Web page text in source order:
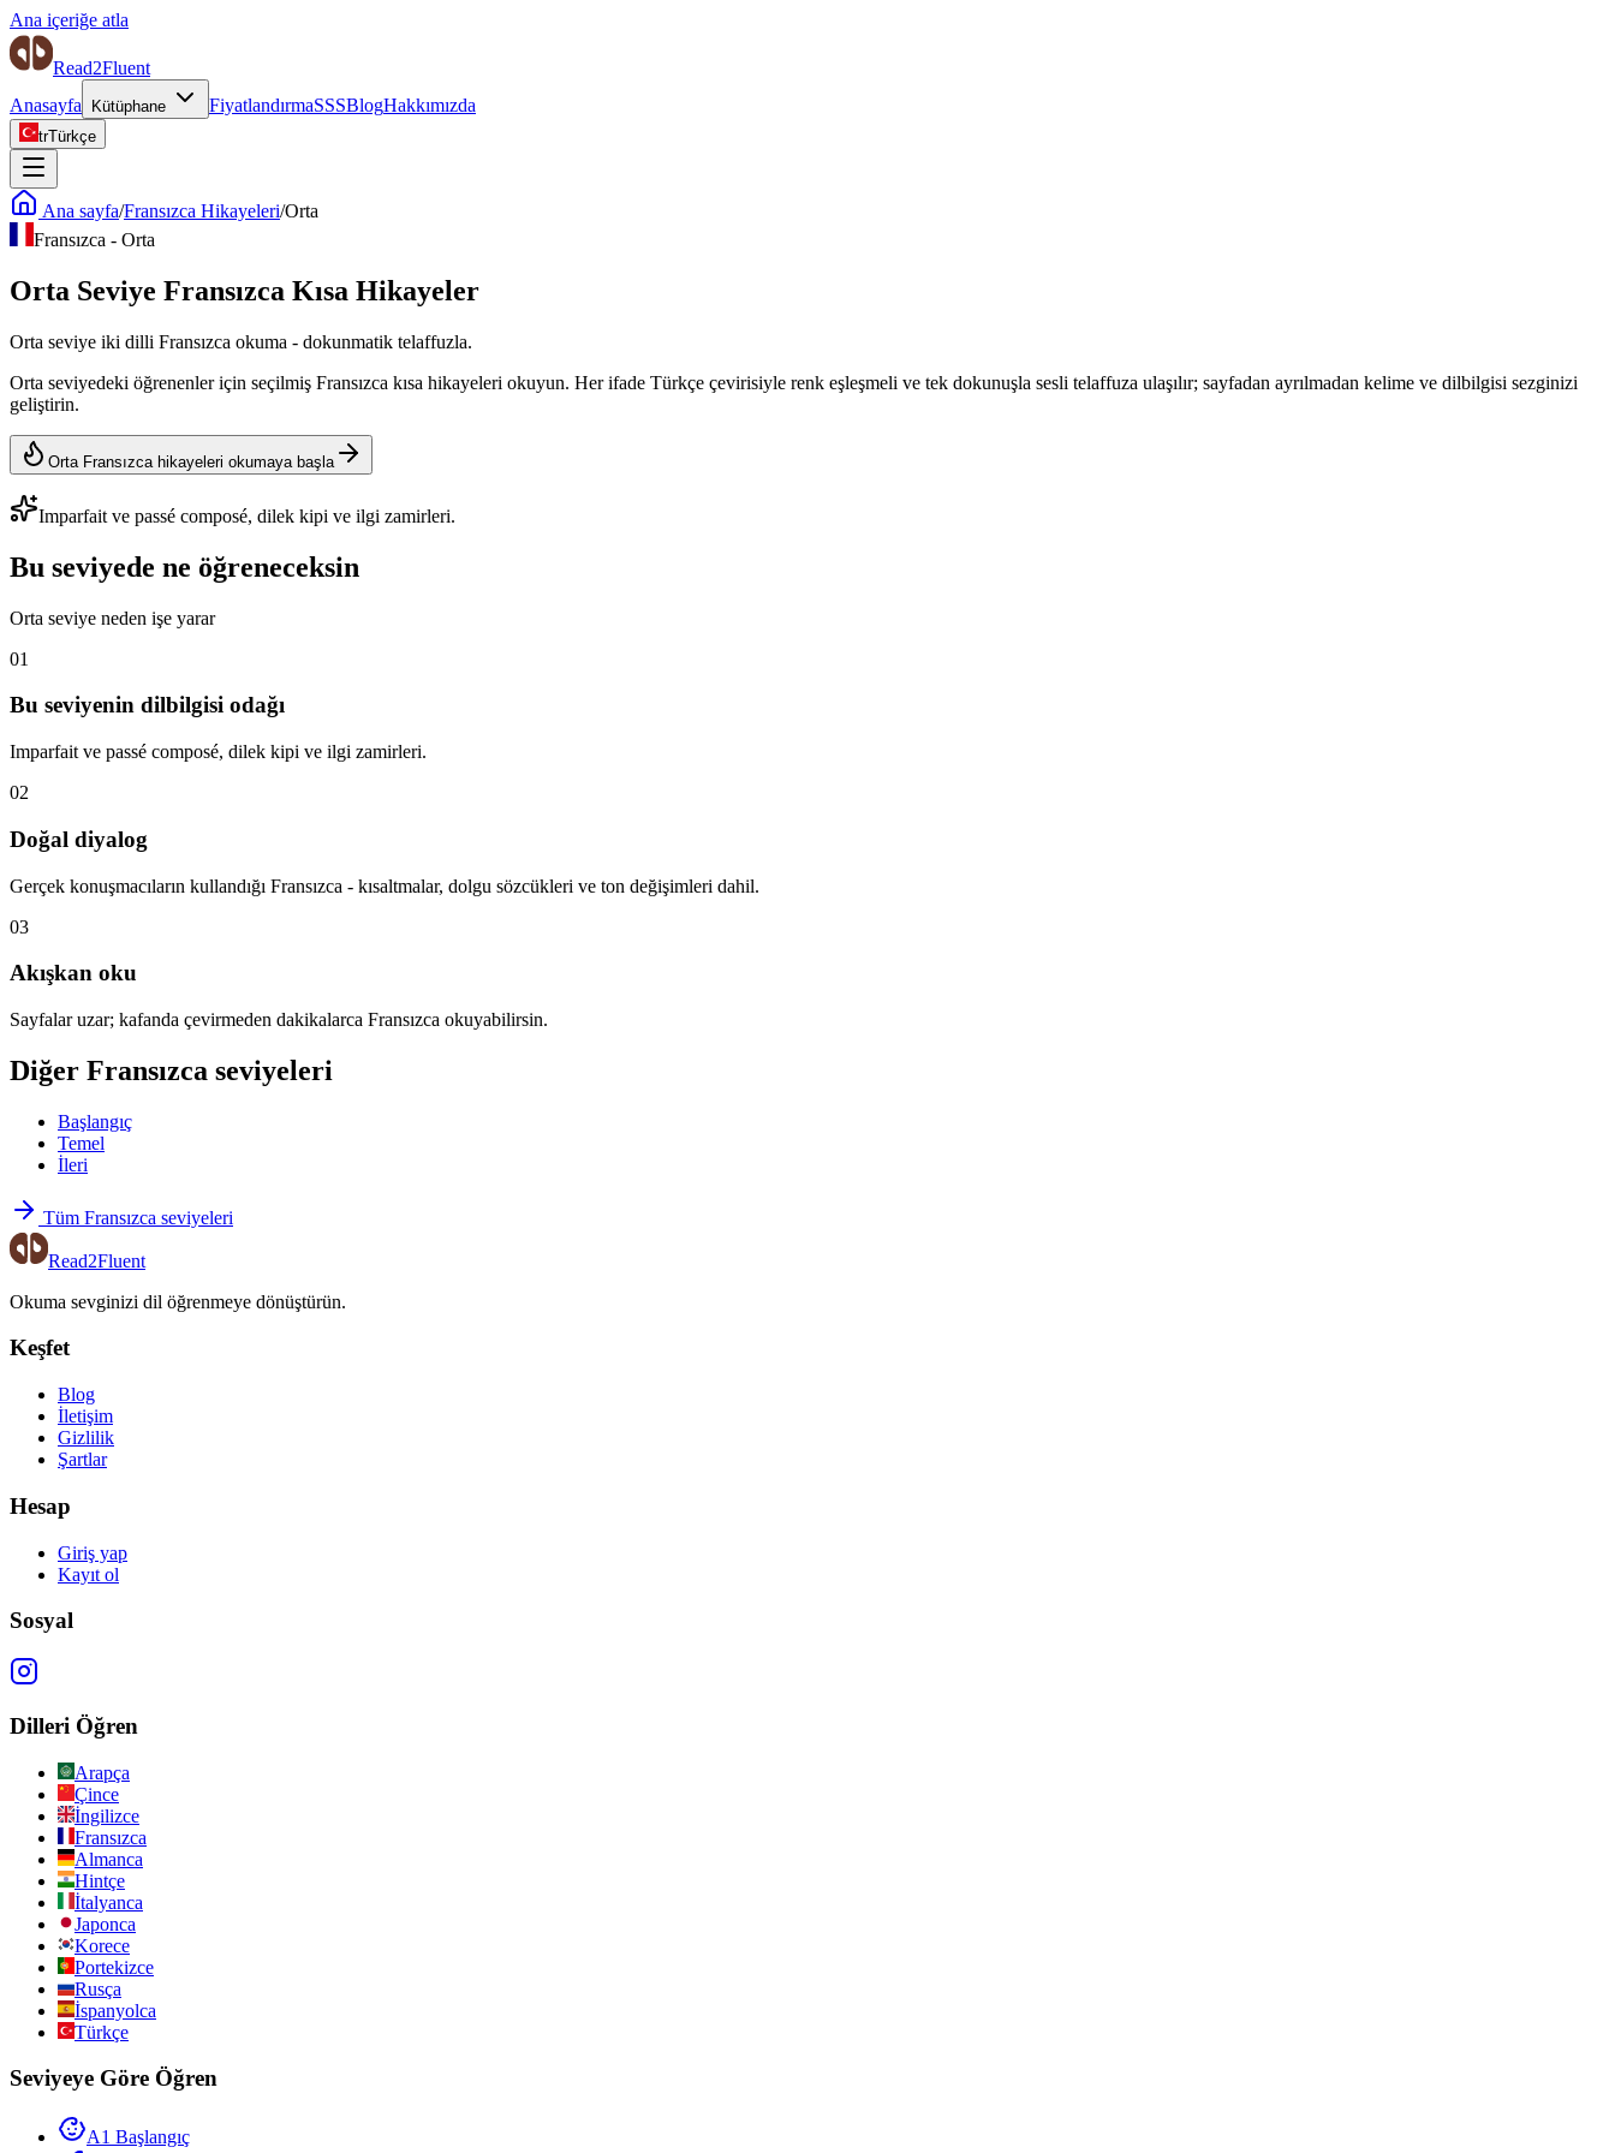
Ana içeriğe atla
Read2Fluent
Anasayfa
Kütüphane FiyatlandırmaSSSBlogHakkımızda
trTürkçe
Ana sayfa/Fransızca Hikayeleri/Orta
Fransızca - Orta
Orta Seviye Fransızca Kısa Hikayeler
Orta seviye iki dilli Fransızca okuma - dokunmatik telaffuzla.
Orta seviyedeki öğrenenler için seçilmiş Fransızca kısa hikayeleri okuyun. Her ifade Türkçe çevirisiyle renk eşleşmeli ve tek dokunuşla sesli telaffuza ulaşılır; sayfadan ayrılmadan kelime ve dilbilgisi sezginizi
geliştirin.
Orta Fransızca hikayeleri okumaya başla
Imparfait ve passé composé, dilek kipi ve ilgi zamirleri.
Bu seviyede ne öğreneceksin
Orta seviye neden işe yarar
01
Bu seviyenin dilbilgisi odağı
Imparfait ve passé composé, dilek kipi ve ilgi zamirleri.
02
Doğal diyalog
Gerçek konuşmacıların kullandığı Fransızca - kısaltmalar, dolgu sözcükleri ve ton değişimleri dahil.
03
Akışkan oku
Sayfalar uzar; kafanda çevirmeden dakikalarca Fransızca okuyabilirsin.
Diğer Fransızca seviyeleri
Başlangıç
Temel
İleri
Tüm Fransızca seviyeleri
Read2Fluent
Okuma sevginizi dil öğrenmeye dönüştürün.
Keşfet
Blog
İletişim
Gizlilik
Şartlar
Hesap
Giriş yap
Kayıt ol
Sosyal
Dilleri Öğren
Arapça
Çince
İngilizce
Fransızca
Almanca
Hintçe
İtalyanca
Japonca
Korece
Portekizce
Rusça
İspanyolca
Türkçe
Seviyeye Göre Öğren
A1 Başlangıç